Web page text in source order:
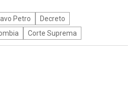
Petro
Decreto
Corte Suprema